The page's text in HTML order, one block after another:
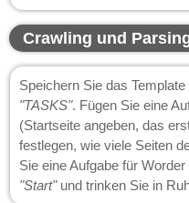
Crawling und
Speichern Sie das
"TASKS". Fügen Sie eine
(Startseite angeben, das
festlegen, wie viele Seiten
Sie eine Aufgabe für
"Start"und trinken Sie in